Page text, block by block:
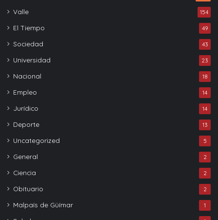
Valle 154
El Tiempo 49
Sociedad 43
Universidad 23
Nacional 18
Empleo 14
Jurídico 14
Deporte 13
Uncategorized 5
General 2
Ciencia 2
Obituario 2
Malpaís de Güímar 1